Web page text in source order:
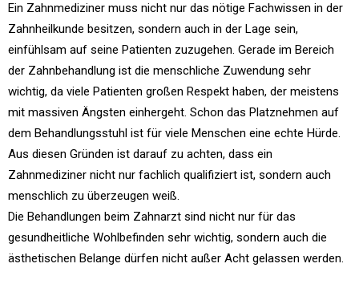
Ein Zahnmediziner muss nicht nur das nötige Fachwissen in der
Zahnheilkunde besitzen, sondern auch in der Lage sein,
einfühlsam auf seine Patienten zuzugehen. Gerade im Bereich
der Zahnbehandlung ist die menschliche Zuwendung sehr
wichtig, da viele Patienten großen Respekt haben, der meistens
mit massiven Ängsten einhergeht. Schon das Platznehmen auf
dem Behandlungsstuhl ist für viele Menschen eine echte Hürde.
Aus diesen Gründen ist darauf zu achten, dass ein
Zahnmediziner nicht nur fachlich qualifiziert ist, sondern auch
menschlich zu überzeugen weiß.
Die Behandlungen beim Zahnarzt sind nicht nur für das
gesundheitliche Wohlbefinden sehr wichtig, sondern auch die
ästhetischen Belange dürfen nicht außer Acht gelassen werden.